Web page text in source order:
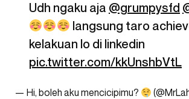
Udh ngaku aja @grumpysfd
langsung taro
kelakuan lo di linkedin
pic.twitter.com/kkUnshbVtL
— Hi, boleh aku mencicipimu?